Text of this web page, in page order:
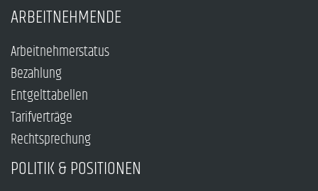
ARBEITNEHMENDE
Arbeitnehmerstatus
Bezahlung
Entgelttabellen
Tarifverträge
Rechtsprechung
POLITIK & POSITIONEN